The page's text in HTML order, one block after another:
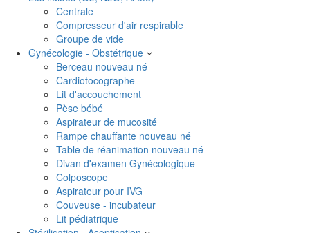
Centrale
Compresseur d'air respirable
Groupe de vide
Gynécologie - Obstétrique
Berceau nouveau né
Cardiotocographe
Lit d'accouchement
Pèse bébé
Aspirateur de mucosité
Rampe chauffante nouveau né
Table de réanimation nouveau né
Divan d'examen Gynécologique
Colposcope
Aspirateur pour IVG
Couveuse - incubateur
Lit pédiatrique